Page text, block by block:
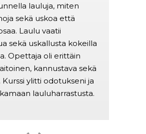
lauluja, miten
sekä uskoa että
Laulu vaatii
sekä uskallusta kokeilla
Opettaja oli erittäin
kannustava sekä
Kurssi ylitti odotukseni ja
lauluharrastusta.